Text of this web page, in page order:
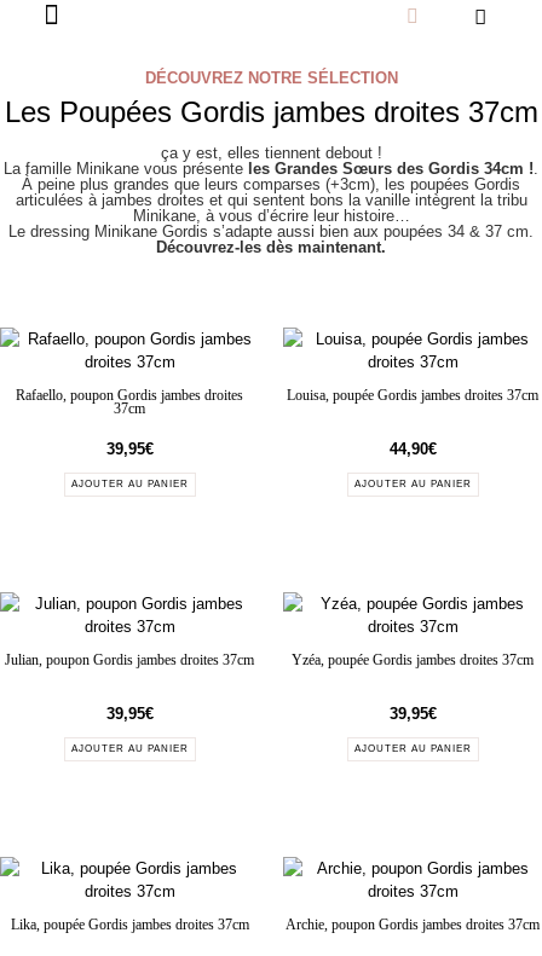
DÉCOUVREZ NOTRE SÉLECTION
Les Poupées Gordis jambes droites 37cm
ça y est, elles tiennent debout !
La famille Minikane vous présente les Grandes Sœurs des Gordis 34cm !.
À peine plus grandes que leurs comparses (+3cm), les poupées Gordis
articulées à jambes droites et qui sentent bons la vanille intègrent la tribu
Minikane, à vous d’écrire leur histoire…
Le dressing Minikane Gordis s’adapte aussi bien aux poupées 34 & 37 cm.
Découvrez-les dès maintenant.
Rafaello, poupon Gordis jambes droites
37cm
39,95€
AJOUTER AU PANIER
Louisa, poupée Gordis jambes droites 37cm
44,90€
AJOUTER AU PANIER
Julian, poupon Gordis jambes droites 37cm
39,95€
AJOUTER AU PANIER
Yzéa, poupée Gordis jambes droites 37cm
39,95€
AJOUTER AU PANIER
Lika, poupée Gordis jambes droites 37cm Archie, poupon Gordis jambes droites 37cm